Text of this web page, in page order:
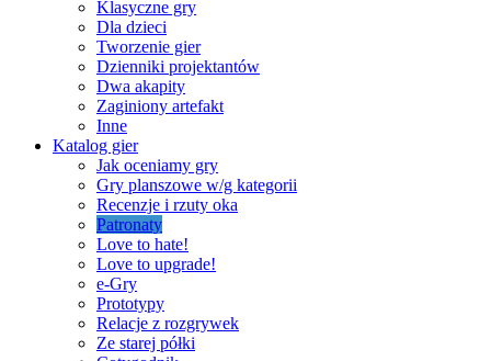
Klasyczne gry
Dla dzieci
Tworzenie gier
Dzienniki projektantów
Dwa akapity
Zaginiony artefakt
Inne
Katalog gier
Jak oceniamy gry
Gry planszowe w/g kategorii
Recenzje i rzuty oka
Patronaty
Love to hate!
Love to upgrade!
e-Gry
Prototypy
Relacje z rozgrywek
Ze starej półki